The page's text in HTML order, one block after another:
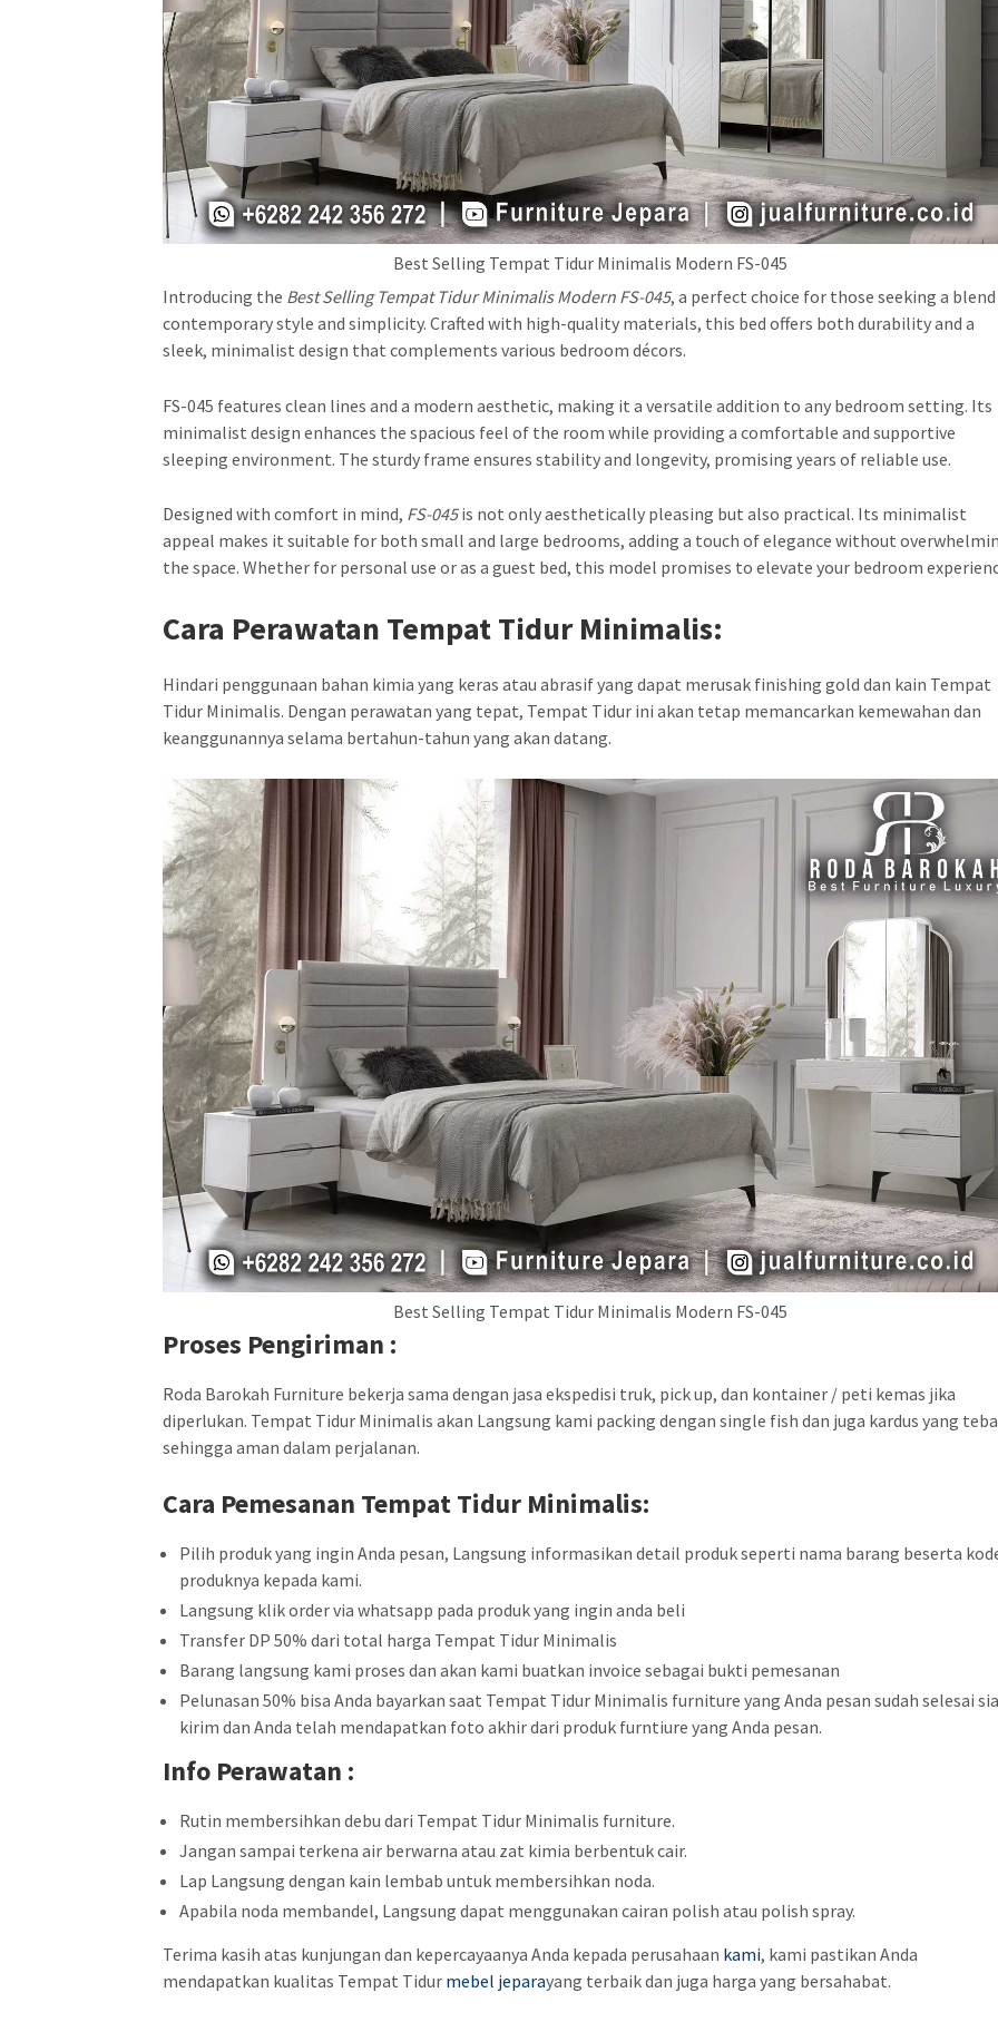
Best Selling Tempat Tidur Minimalis Modern FS-045
Introducing the Best Selling Tempat Tidur Minimalis Modern FS-045, a perfect choice for those seeking a
contemporary style and simplicity. Crafted with high-quality materials, this bed offers both durability and a
sleek, minimalist design that complements various bedroom décors.
FS-045 features clean lines and a modern aesthetic, making it a versatile addition to any bedroom setting. Its
minimalist design enhances the spacious feel of the room while providing a comfortable and supportive
sleeping environment. The sturdy frame ensures stability and longevity, promising years of reliable use.
Designed with comfort in mind, FS-045is not only aesthetically pleasing but also practical. Its minimalist
appeal makes it suitable for both small and large bedrooms, adding a touch of elegance without
the space. Whether for personal use or as a guest bed, this model promises to elevate your bedroom
Cara Perawatan Tempat Tidur Minimalis:
Hindari penggunaan bahan kimia yang keras atau abrasif yang dapat merusak finishing gold dan kain Tempat
Tidur Minimalis. Dengan perawatan yang tepat, Tempat Tidur ini akan tetap memancarkan kemewahan dan
keanggunannya selama bertahun-tahun yang akan datang.
Best Selling Tempat Tidur Minimalis Modern FS-045
Proses Pengiriman :
Roda Barokah Furniture bekerja sama dengan jasa ekspedisi truk, pick up, dan kontainer / peti kemas jika
diperlukan. Tempat Tidur Minimalis akan Langsung kami packing dengan single fish dan juga kardus yang
sehingga aman dalam perjalanan.
Cara Pemesanan Tempat Tidur Minimalis:
Pilih produk yang ingin Anda pesan, Langsung informasikan detail produk seperti nama barang beserta
produknya kepada kami.
Langsung klik order via whatsapp pada produk yang ingin anda beli
Transfer DP 50% dari total harga Tempat Tidur Minimalis
Barang langsung kami proses dan akan kami buatkan invoice sebagai bukti pemesanan
Pelunasan 50% bisa Anda bayarkan saat Tempat Tidur Minimalis furniture yang Anda pesan sudah selesai
kirim dan Anda telah mendapatkan foto akhir dari produk furntiure yang Anda pesan.
Info Perawatan :
Rutin membersihkan debu dari Tempat Tidur Minimalis furniture.
Jangan sampai terkena air berwarna atau zat kimia berbentuk cair.
Lap Langsung dengan kain lembab untuk membersihkan noda.
Apabila noda membandel, Langsung dapat menggunakan cairan polish atau polish spray.
Terima kasih atas kunjungan dan kepercayaanya Anda kepada perusahaan kami, kami pastikan Anda
mendapatkan kualitas Tempat Tidur mebel jeparayang terbaik dan juga harga yang bersahabat.